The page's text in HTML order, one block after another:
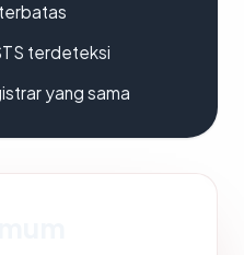
terdeteksi
yang sama